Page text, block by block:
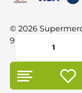
© 2026
901.370.428-3.